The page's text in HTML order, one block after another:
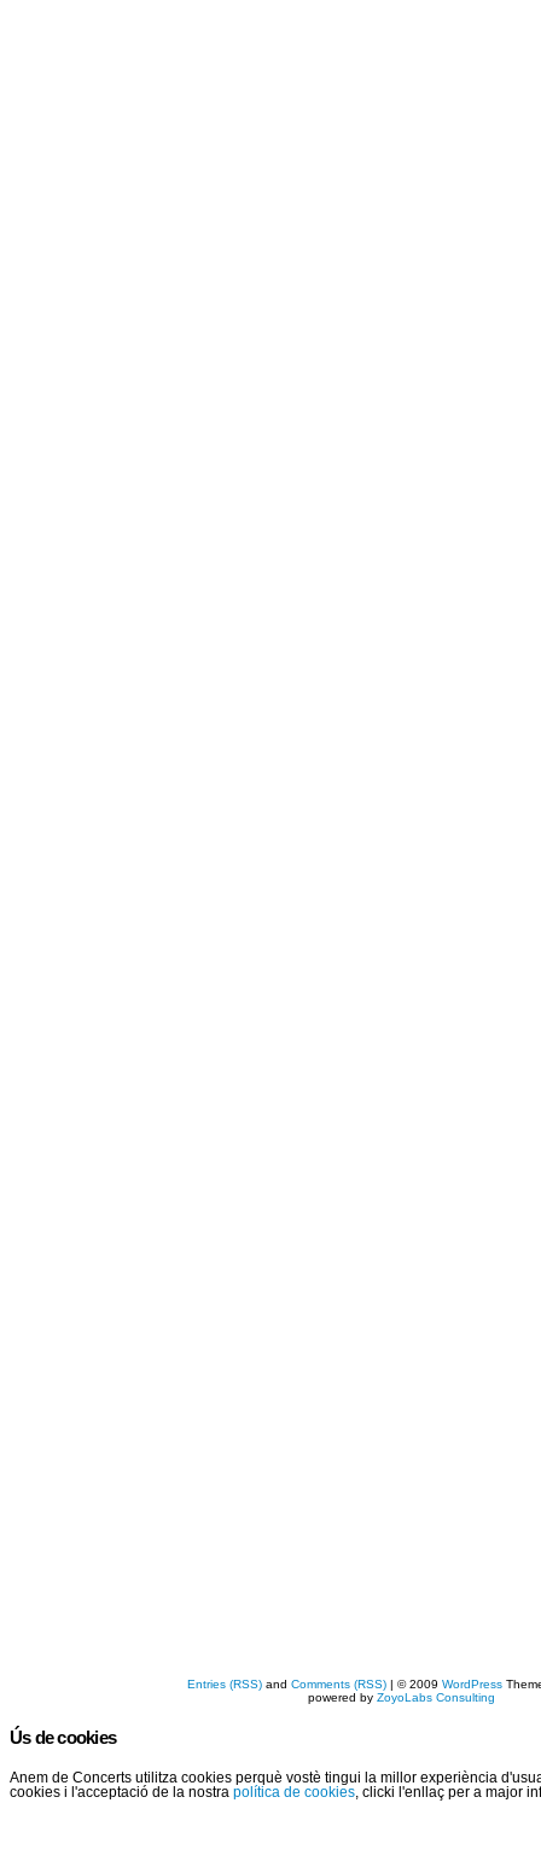
Entries (RSS) andComments (RSS) | © 2009WordPress
powered byZoyoLabs Consulting
Ús de cookies
Anem de Concerts utilitza cookies perquè vostè tingui la millor experiència
cookies i l'acceptació de la nostra política de cookies , clicki l'enllaç per a major